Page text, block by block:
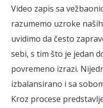
Video zapis sa
razumemo uzroke
uvidimo da često
sebi, s tim što je jedan
povremeno izrazi.
izbalansirano i sa
Kroz procese